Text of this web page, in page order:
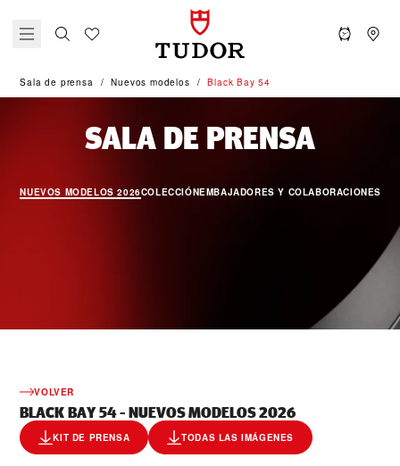
Sala de prensa Nuevos modelos Black Bay 54
SALA DE PRENSA
NUEVOS MODELOS 2026COLECCIÓNEMBAJADORES Y COLABORACIONES
VOLVER
BLACK BAY 54 - NUEVOS MODELOS 2026
KIT DE PRENSA TODAS LAS IMÁGENES